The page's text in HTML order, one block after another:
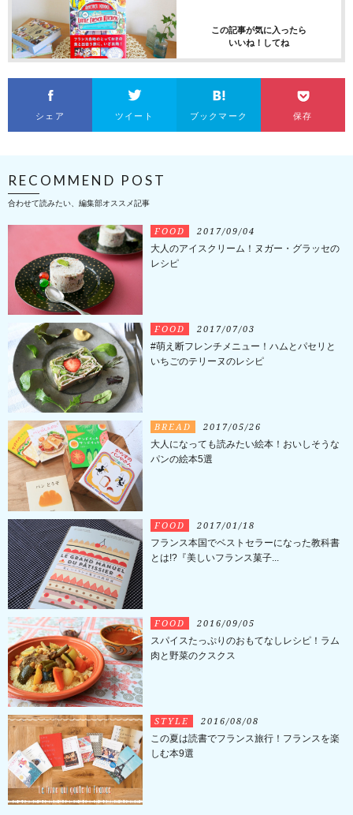
この記事が気に入ったら
いいね！してね
シェア ツイート ブックマーク 保存
RECOMMEND POST
合わせて読みたい、編集部オススメ記事
FOOD 2017/09/04
大人のアイスクリーム！ヌガー・グラッセの
レシピ
FOOD 2017/07/03
#萌え断フレンチメニュー！ハムとパセリと
いちごのテリーヌのレシピ
BREAD 2017/05/26
大人になっても読みたい絵本！おいしそうな
パンの絵本5選
FOOD 2017/01/18
フランス本国でベストセラーになった教科書
とは!?『美しいフランス菓子...
FOOD 2016/09/05
スパイスたっぷりのおもてなしレシピ！ラム
肉と野菜のクスクス
STYLE 2016/08/08
この夏は読書でフランス旅行！フランスを楽
しむ本9選